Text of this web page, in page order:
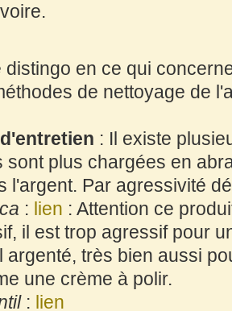
distingo en ce qui
de nettoyage de
: Il existe
sont plus chargées en
l'argent. Par agressivité
: lien : Attention ce
il est trop agressif pour
argenté, très bien aussi
une crème à polir.
: lien